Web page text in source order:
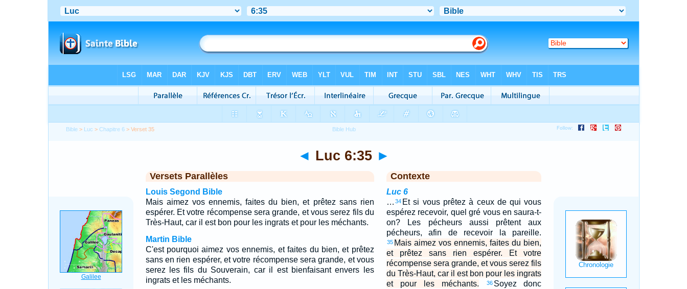
Bible > Luc >Chapitre 6 > Verset 35
◄ Luc 6:35 ►
Versets Parallèles
Louis Segond Bible
Mais aimez vos ennemis, faites du bien, et prêtez sans rien
espérer. Et votre récompense sera grande, et vous serez fils du
Très-Haut, car il est bon pour les ingrats et pour les méchants.
Martin Bible
C'est pourquoi aimez vos ennemis, et faites du bien, et prêtez
sans en rien espérer, et votre récompense sera grande, et vous
serez les fils du Souverain, car il est bienfaisant envers les
ingrats et les méchants.
Contexte
Luc 6
… 34 Et si vous prêtez à ceux de qui vous
espérez recevoir, quel gré vous en saura-t-
on? Les pécheurs aussi prêtent aux
pécheurs, afin de recevoir la pareille.
35 Mais aimez vos ennemis, faites du bien,
et prêtez sans rien espérer. Et votre
récompense sera grande, et vous serez fils
du Très-Haut, car il est bon pour les ingrats
et pour les méchants.
36 Soyez donc